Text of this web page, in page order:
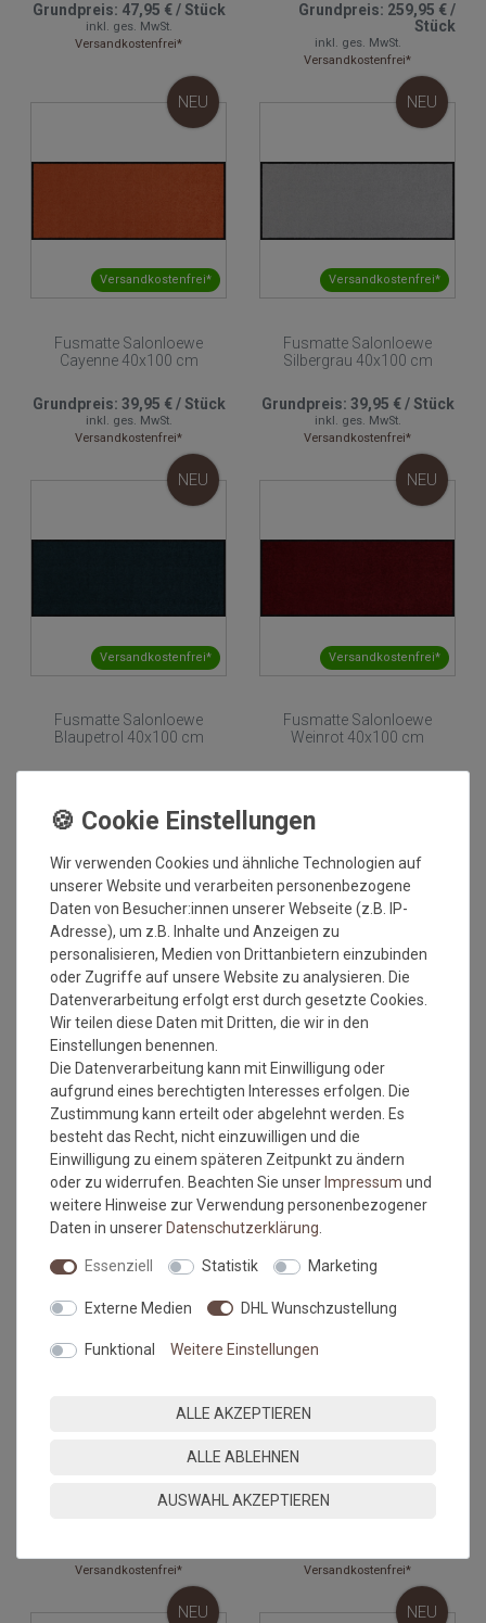
Grundpreis: 47,95 €/Stück
inkl. ges. MwSt.
Versandkostenfrei*
Grundpreis: 259,95 €/
Stück
inkl. ges. MwSt.
Versandkostenfrei*
Versandkostenfrei*
NEU
Fusmatte Salonloewe
Cayenne 40x100 cm
Grundpreis: 39,95 €/Stück
inkl. ges. MwSt.
Versandkostenfrei*
Versandkostenfrei*
NEU
Fusmatte Salonloewe
Silbergrau 40x100 cm
Grundpreis: 39,95 €/Stück
inkl. ges. MwSt.
Versandkostenfrei*
Versandkostenfrei*
NEU
Fusmatte Salonloewe
Blaupetrol 40x100 cm
Versandkostenfrei*
Versandkostenfrei*
NEU
Fusmatte Salonloewe
Weinrot 40x100 cm
Versandkostenfrei*
NEU
Fusmatte Salonloewe Sand
40x100 cm
Grundpreis:39,95 €/Stück
inkl. ges. MwSt.
NEU
Fusmatte Salonloewe Taupe
40x100 cm
Grundpreis:39,95 €
inkl. ges. MwSt.
Versandkostenfrei*
Versandkostenfrei*
NEU
Schokobraun 40x100 cm
Versandkostenfrei*
40x100 cm
Versandkostenfrei*
NEU NEU
Wir verwenden Cookies und ähnliche Technologien auf
unserer Website und verarbeiten personenbezogene
Daten von Besucher:innen unserer Webseite (z.B. IP-
Adresse), um z.B. Inhalte und Anzeigen zu
personalisieren, Medien von Drittanbietern einzubinden
oder Zugriffe auf unsere Website zu analysieren. Die
Datenverarbeitung erfolgt erst durch gesetzte Cookies.
Wir teilen diese Daten mit Dritten, die wir in den
Einstellungen benennen.
Die Datenverarbeitung kann mit Einwilligung oder
aufgrund eines berechtigten Interesses erfolgen. Die
Zustimmung kann erteilt oder abgelehnt werden. Es
besteht das Recht, nicht einzuwilligen und die
Einwilligung zu einem späteren Zeitpunkt zu ändern
oder zu widerrufen. Beachten Sie unser Impressum und
weitere Hinweise zur Verwendung personenbezogener
Daten in unserer Daten­schutz­erklärung
Essenziell Statistik Marketing
Externe Medien DHL Wunschzustellung
Funktional Weitere Einstellungen
ALLE AKZEPTIEREN
ALLE ABLEHNEN
AUSWAHL AKZEPTIEREN